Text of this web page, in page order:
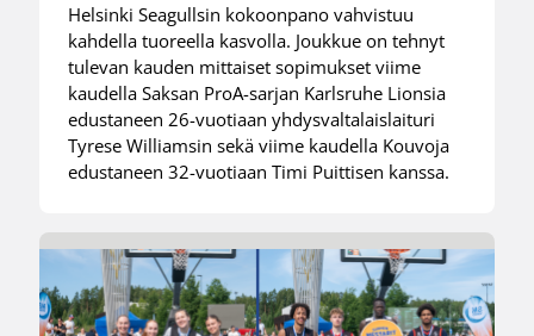
Helsinki Seagullsin kokoonpano vahvistuu
kahdella tuoreella kasvolla. Joukkue on tehnyt
tulevan kauden mittaiset sopimukset viime
kaudella Saksan ProA-sarjan Karlsruhe Lionsia
edustaneen 26-vuotiaan yhdysvaltalaislaituri
Tyrese Williamsin sekä viime kaudella Kouvoja
edustaneen 32-vuotiaan Timi Puittisen kanssa.